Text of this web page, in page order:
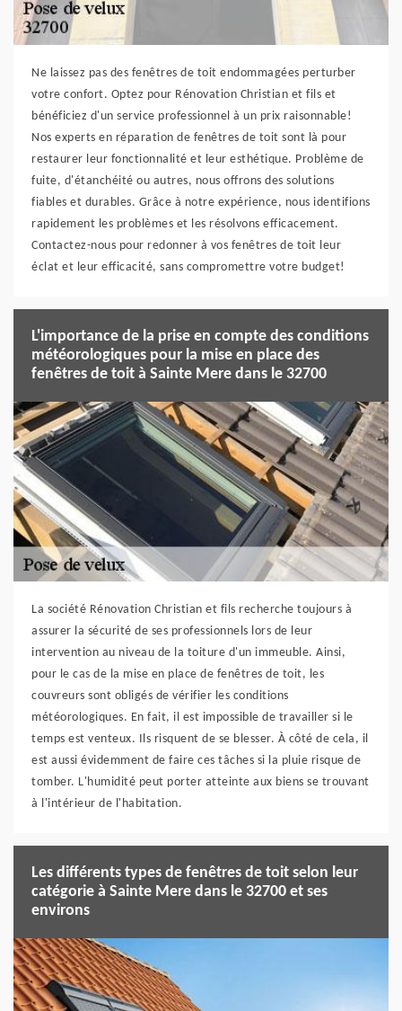
Ne laissez pas des fenêtres de toit endommagées perturber
votre confort. Optez pour Rénovation Christian et fils et
bénéficiez d'un service professionnel à un prix raisonnable!
Nos experts en réparation de fenêtres de toit sont là pour
restaurer leur fonctionnalité et leur esthétique. Problème de
fuite, d'étanchéité ou autres, nous offrons des solutions
fiables et durables. Grâce à notre expérience, nous identifions
rapidement les problèmes et les résolvons efficacement.
Contactez-nous pour redonner à vos fenêtres de toit leur
éclat et leur efficacité, sans compromettre votre budget!
L'importance de la prise en compte des conditions
météorologiques pour la mise en place des
fenêtres de toit à Sainte Mere dans le 32700
La société Rénovation Christian et fils recherche toujours à
assurer la sécurité de ses professionnels lors de leur
intervention au niveau de la toiture d'un immeuble. Ainsi,
pour le cas de la mise en place de fenêtres de toit, les
couvreurs sont obligés de vérifier les conditions
météorologiques. En fait, il est impossible de travailler si le
temps est venteux. Ils risquent de se blesser. À côté de cela, il
est aussi évidemment de faire ces tâches si la pluie risque de
tomber. L'humidité peut porter atteinte aux biens se trouvant
à l'intérieur de l'habitation.
Les différents types de fenêtres de toit selon leur
catégorie à Sainte Mere dans le 32700 et ses
environs